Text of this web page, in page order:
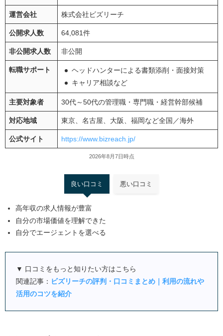
運営会社 株式会社ビズリーチ
公開求人数 64,081件
非公開求人数 非公開
転職サポート
ヘッドハンターによる書類添削・面接対策
キャリア相談など
主要対象者 30代～50代の管理職・専門職・経営幹部候補
対応地域 東京、名古屋、大阪、福岡など全国／海外
公式サイト https://www.bizreach.jp/
2026年8月7日時点
良い口コミ 悪い口コミ
高年収の求人情報が豊富
自分の市場価値を理解できた
自分でエージェントを選べる
▼ 口コミをもっと知りたい方はこちら
関連記事： ビズリーチの評判・口コミまとめ｜利用の流れや
活用のコツを紹介